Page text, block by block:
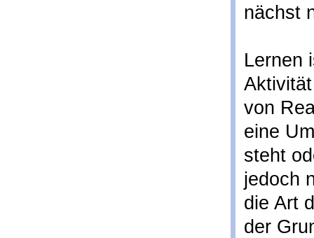
nächst
Lernen
von
eine
steht
jedoch
die Art
der